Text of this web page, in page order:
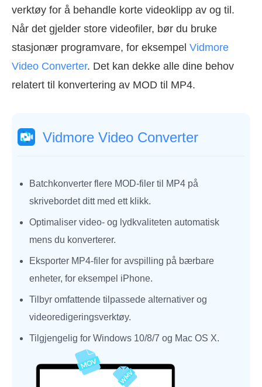
verktøy for å behandle korte videoklipp av og til.
Når det gjelder store videofiler, bør du bruke
stasjonær programvare, for eksempel Vidmore
Video Converter. Det kan dekke alle dine behov
relatert til konvertering av MOD til MP4.
Vidmore Video Converter
Batchkonverter flere MOD-filer til MP4 på
skrivebordet ditt med ett klikk.
Optimaliser video- og lydkvaliteten automatisk
mens du konverterer.
Eksporter MP4-filer for avspilling på bærbare
enheter, for eksempel iPhone.
Tilbyr omfattende tilpassede alternativer og
videoredigeringsverktøy.
Tilgjengelig for Windows 10/8/7 og Mac OS X.